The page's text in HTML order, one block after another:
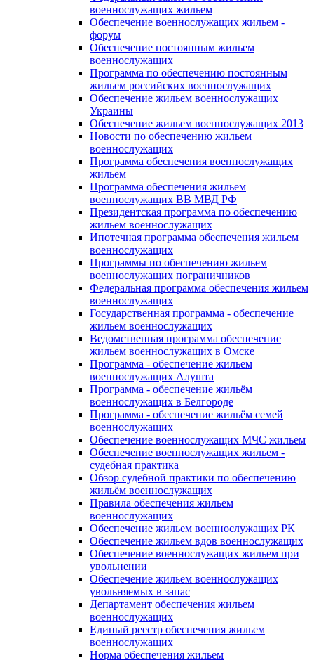
военнослужащих жильем
Обеспечение военнослужащих жильем -
форум
Обеспечение постоянным жильем
военнослужащих
Программа по обеспечению постоянным
жильем российских военнослужащих
Обеспечение жильем военнослужащих
Украины
Обеспечение жильем военнослужащих 2013
Новости по обеспечению жильем
военнослужащих
Программа обеспечения военнослужащих
жильем
Программа обеспечения жильем
военнослужащих ВВ МВД РФ
Президентская программа по обеспечению
жильем военнослужащих
Ипотечная программа обеспечения жильем
военнослужащих
Программы по обеспечению жильем
военнослужащих пограничников
Федеральная программа обеспечения жильем
военнослужащих
Государственная программа - обеспечение
жильем военнослужащих
Ведомственная программа обеспечение
жильем военнослужащих в Омске
Программа - обеспечение жильем
военнослужащих Алушта
Программа - обеспечение жильём
военнослужащих в Белгороде
Программа - обеспечение жильём семей
военнослужащих
Обеспечение военнослужащих МЧС жильем
Обеспечение военнослужащих жильем -
судебная практика
Обзор судебной практики по обеспечению
жильём военнослужащих
Правила обеспечения жильем
военнослужащих
Обеспечение жильем военнослужащих РК
Обеспечение жильем вдов военнослужащих
Обеспечение военнослужащих жильем при
увольнении
Обеспечение жильем военнослужащих
увольняемых в запас
Департамент обеспечения жильем
военнослужащих
Единый реестр обеспечения жильем
военнослужащих
Норма обеспечения жильем